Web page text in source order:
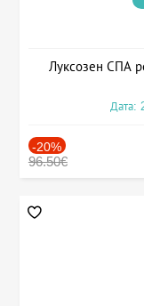
Луксозен СПА
Дата:
-20%
96.50€